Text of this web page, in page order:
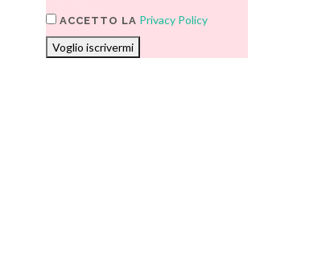
ACCETTO LA Privacy Policy
Voglio iscrivermi